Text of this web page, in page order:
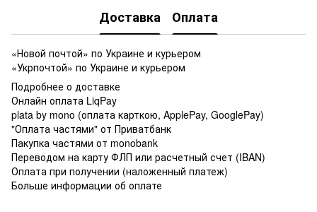
Доставка Оплата
«Новой почтой» по Украине и курьером
«Укрпочтой» по Украине и курьером
Подробнее о доставке
Онлайн оплата LiqPay
plata by mono (оплата карткою, ApplePay, GooglePay)
"Оплата частями" от Приватбанк
Пакупка частями от monobank
Переводом на карту ФЛП или расчетный счет (IBAN)
Оплата при получении (наложенный платеж)
Больше информации об оплате